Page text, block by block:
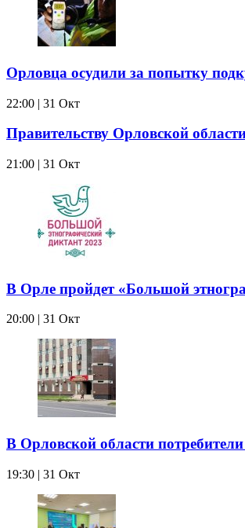
Орловца осудили за попытку
22:00 | 31 Окт
Правительству Орловской
21:00 | 31 Окт
В Орле пройдет «Большой
20:00 | 31 Окт
В Орловской области
19:30 | 31 Окт